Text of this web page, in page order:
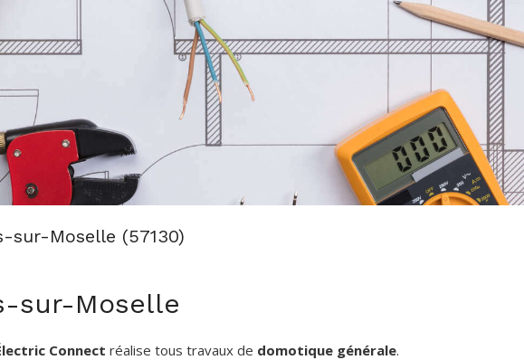
sur-Moselle (57130)
sur-Moselle
Connect réalise tous travaux de domotique générale.